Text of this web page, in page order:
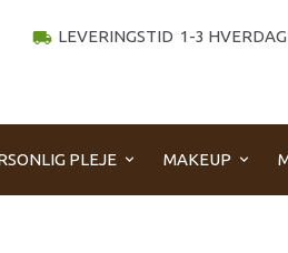
local_shipping LEVERINGSTID 1-3
PLEJE MAKEUP